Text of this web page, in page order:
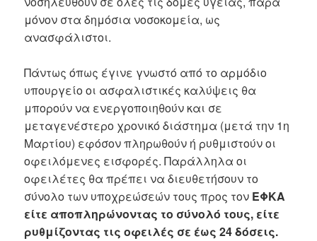
μόνον στα δημόσια νοσοκομεία, ως
ανασφάλιστοι.
Πάντως όπως έγινε γνωστό από το αρμόδιο
υπουργείο οι ασφαλιστικές καλύψεις θα
μπορούν να ενεργοποιηθούν και σε
μεταγενέστερο χρονικό διάστημα (μετά την 1η
Μαρτίου) εφόσον πληρωθούν ή ρυθμιστούν οι
οφειλόμενες εισφορές. Παράλληλα οι
οφειλέτες θα πρέπει να διευθετήσουν το
σύνολο των υποχρεώσεών τους προς τον ΕΦΚΑ
είτε αποπληρώνοντας το σύνολό τους, είτε
ρυθμίζοντας τις οφειλές σε έως 24 δόσεις.